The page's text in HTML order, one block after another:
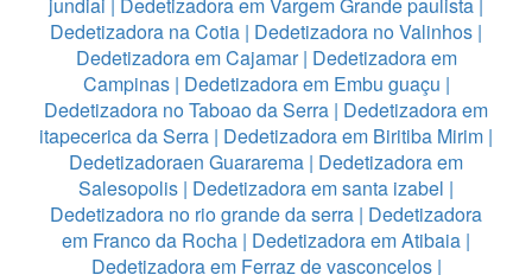
Dedetizadora na Cotia | Dedetizadora no Valinhos |
Dedetizadora em Cajamar| Dedetizadora em
Campinas| Dedetizadora em Embu guaçu |
Dedetizadora no Taboao da Serra | Dedetizadora em
itapecerica da Serra | Dedetizadora em Biritiba Mirim |
Dedetizadoraen Guararema | Dedetizadora em
Salesopolis | Dedetizadora em santa izabel |
Dedetizadora no rio grande da serra | Dedetizadora
em Franco da Rocha | Dedetizadora em Atibaia |
Dedetizadora em Ferraz de vasconcelos|